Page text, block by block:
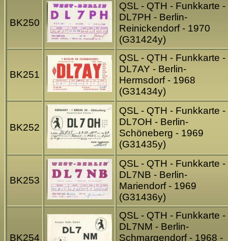
BK250
QSL - QTH - Funkkarte -
DL7PH - Berlin-
Reinickendorf - 1970
(G31424y)
BK251
QSL - QTH - Funkkarte -
DL7AY - Berlin-
Hermsdorf - 1968
(G31434y)
BK252
QSL - QTH - Funkkarte -
DL7OH - Berlin-
Schöneberg - 1969
(G31435y)
BK253
QSL - QTH - Funkkarte -
DL7NB - Berlin-
Mariendorf - 1969
(G31436y)
BK254
QSL - QTH - Funkkarte -
DL7NM - Berlin-
Schmargendorf - 1968 -